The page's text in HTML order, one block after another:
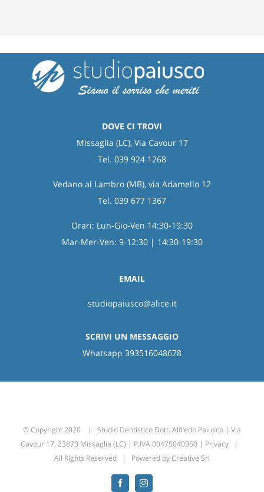
DOVE CI TROVI
Missaglia (LC), Via Cavour 17
Tel. 039 924 1268
Vedano al Lambro (MB), via Adamello 12
Tel. 039 677 1367
Orari: Lun-Gio-Ven 14:30-19:30
Mar-Mer-Ven: 9-12:30 | 14:30-19:30
EMAIL
studiopaiusco@alice.it
SCRIVI UN MESSAGGIO
Whatsapp 393516048678
© Copyright 2020 | Studio Dentistico Dott. Alfredo Paiusco | Via
Cavour 17, 23873 Missaglia (LC) | P.IVA 00475040960 | Privacy |
All Rights Reserved | Powered byCreative Srl
FacebookInstagram